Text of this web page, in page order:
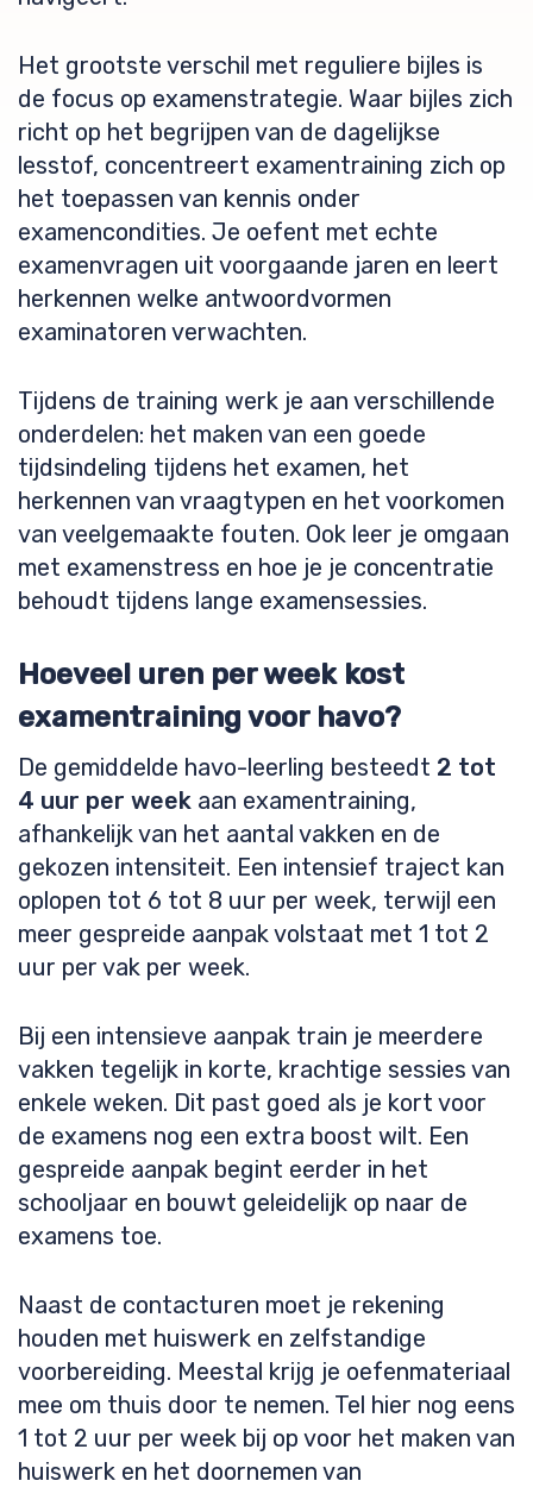
Het grootste verschil met reguliere bijles is
de focus op examenstrategie. Waar bijles zich
richt op het begrijpen van de dagelijkse
lesstof, concentreert examentraining zich op
het toepassen van kennis onder
examencondities. Je oefent met echte
examenvragen uit voorgaande jaren en leert
herkennen welke antwoordvormen
examinatoren verwachten.
Tijdens de training werk je aan verschillende
onderdelen: het maken van een goede
tijdsindeling tijdens het examen, het
herkennen van vraagtypen en het voorkomen
van veelgemaakte fouten. Ook leer je omgaan
met examenstress en hoe je je concentratie
behoudt tijdens lange examensessies.
Hoeveel uren per week kost
examentraining voor havo?
De gemiddelde havo-leerling besteedt 2 tot
4 uur per week aan examentraining,
afhankelijk van het aantal vakken en de
gekozen intensiteit. Een intensief traject kan
oplopen tot 6 tot 8 uur per week, terwijl een
meer gespreide aanpak volstaat met 1 tot 2
uur per vak per week.
Bij een intensieve aanpak train je meerdere
vakken tegelijk in korte, krachtige sessies van
enkele weken. Dit past goed als je kort voor
de examens nog een extra boost wilt. Een
gespreide aanpak begint eerder in het
schooljaar en bouwt geleidelijk op naar de
examens toe.
Naast de contacturen moet je rekening
houden met huiswerk en zelfstandige
voorbereiding. Meestal krijg je oefenmateriaal
mee om thuis door te nemen. Tel hier nog eens
1 tot 2 uur per week bij op voor het maken van
huiswerk en het doornemen van